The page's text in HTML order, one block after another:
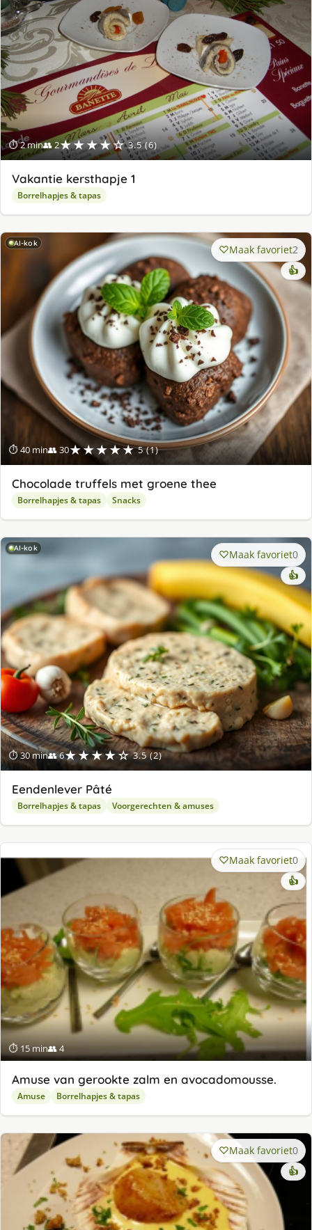
⏱ 2 min👥 2★★★★☆ 3.5 (6)
Vakantie kersthapje 1
Borrelhapjes & tapas
AI-kok
⏱ 40 min👥 30★★★★★ 5 (1)
Maak favoriet2
👍
Chocolade truffels met groene thee
Borrelhapjes & tapas Snacks
AI-kok
⏱ 30 min👥 6★★★★☆ 3.5 (2)
Maak favoriet0
👍
Eendenlever Pâté
Borrelhapjes & tapas Voorgerechten & amuses
⏱ 15 min👥 4
Maak favoriet0
👍
Amuse van gerookte zalm en avocadomousse.
Amuse Borrelhapjes & tapas
Maak favoriet0
👍